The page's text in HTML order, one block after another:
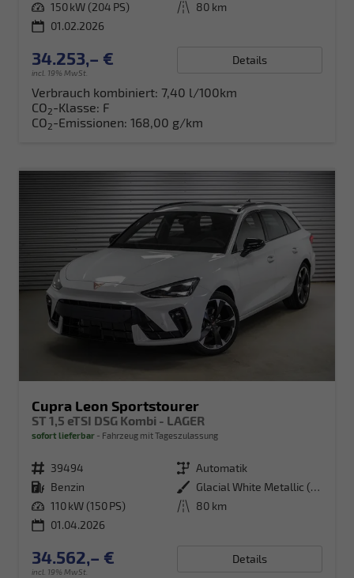
Leistung 150 kW (204 PS) Kilometerstand 80 km
01.02.2026
34.253,– €
incl. 19% MwSt.
Details
Verbrauch kombiniert: 7,40 l/100km
CO2-Klasse: F
CO2-Emissionen: 168,00 g/km
Cupra Leon Sportstourer
ST 1,5 eTSI DSG Kombi - LAGER
sofort lieferbar Fahrzeug mit Tageszulassung
Fahrzeugnr. 39494 Getriebe Automatik
Kraftstoff Benzin Außenfarbe
Glacial White Metallic (2Y)
Leistung 110 kW (150 PS) Kilometerstand 80 km
01.04.2026
34.562,– €
incl. 19% MwSt.
Details